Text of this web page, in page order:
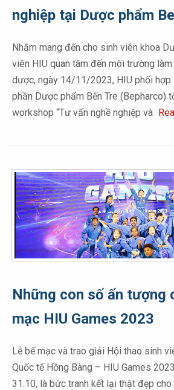
nghiệp tại Dược phẩm
Nhằm mang đến cho sinh viên khoa
viên HIU quan tâm đến môi trường
dược, ngày 14/11/2023, HIU phối hợp
phần Dược phẩm Bến Tre (Bepharco)
workshop “Tư vấn nghề nghiệp và
Những con số ấn tượng
mạc HIU Games 2023
Lễ bế mạc và trao giải Hội thao sinh
Quốc tế Hồng Bàng – HIU Games
31.10, là bức tranh kết lại thật đẹp